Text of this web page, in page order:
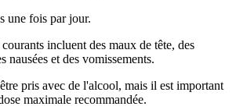
une fois par jour.
incluent des maux de tête, des
nausées et des vomissements.
pris avec de l'alcool, mais il est important
maximale recommandée.